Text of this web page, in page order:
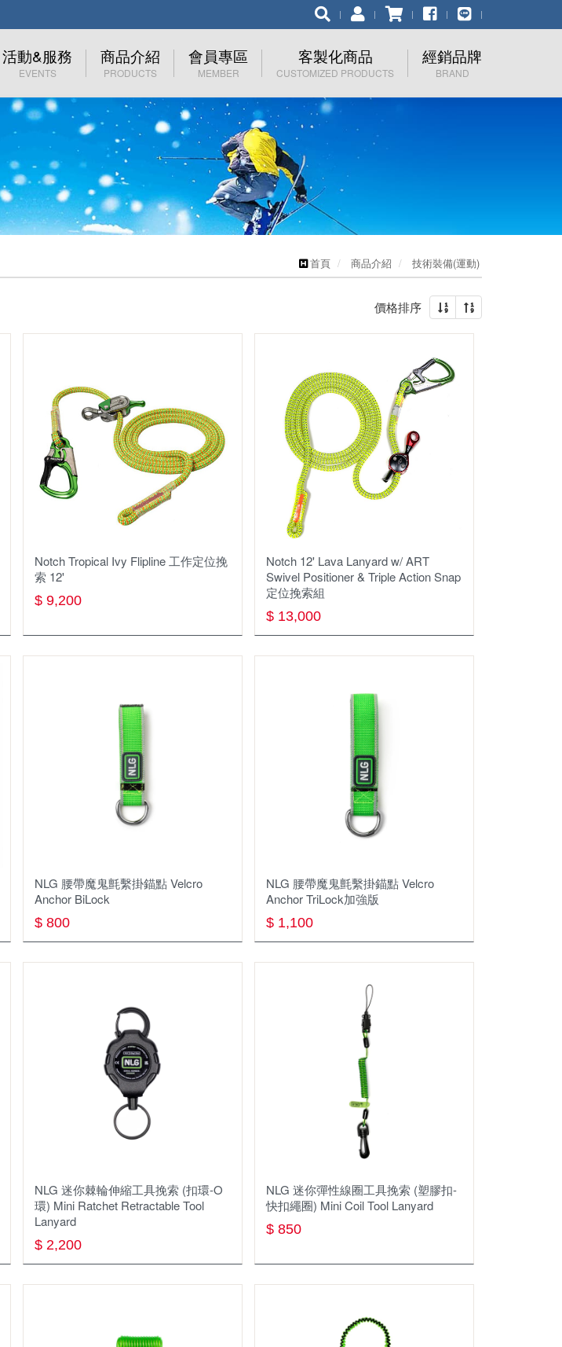
活動&服務
EVENTS
裝備租賃
高山協作服務
登山活動
露營活動
伊凱文登山學院
商品介紹
PRODUCTS
技術裝備 (工業/消防)
技術裝備(運動)
服飾
鞋子
鈦製品
飲水系統
帳篷
鍋具
戶外配件 其它
車頂帳與週邊
手套
書籍
會員專區
MEMBER
會員登入
加入會員
忘記密碼
客製化商品
CUSTOMIZED PRODUCTS
客製化流程簡介
經銷品牌
BRAND
Nalgene
HAD
ECO VESSEL
KUPILKA
CamelBak
GoHiking
首頁 商品介紹 技術裝備(運動)
價格排序
Notch Tropical Ivy Flipline 工作定位挽
索 12'
$ 9,200
Notch 12' Lava Lanyard w/ ART
Swivel Positioner & Triple Action Snap
定位挽索組
$ 13,000
NLG 腰帶魔⿁氈繫掛錨點 Velcro
Anchor BiLock
$ 800
NLG 腰帶魔⿁氈繫掛錨點 Velcro
Anchor TriLock加強版
$ 1,100
NLG 迷你棘輪伸縮⼯具挽索 (扣環-O
環) Mini Ratchet Retractable Tool
Lanyard
$ 2,200
NLG 迷你彈性線圈⼯具挽索 (塑膠扣-
快扣繩圈) Mini Coil Tool Lanyard
$ 850